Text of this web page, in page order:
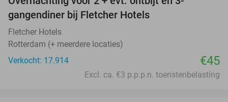
gangendiner bij Fletcher Hotels
Fletcher Hotels
Rotterdam (+ meerdere locaties)
Verkocht: 17.914
€45
Excl. ca. €3 p.p.p.n. toeristenbelasting